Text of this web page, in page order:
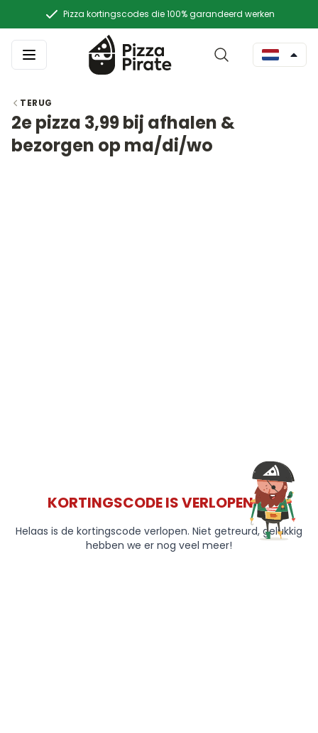
Pizza kortingscodes die 100% garandeerd werken
TERUG
2e pizza 3,99 bij afhalen &
bezorgen op ma/di/wo
KORTINGSCODE IS VERLOPEN 😞
Helaas is de kortingscode verlopen. Niet getreurd, gelukkig
hebben we er nog veel meer!